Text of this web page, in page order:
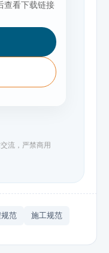
查看下载链接
流，严禁商用
范 施工规范